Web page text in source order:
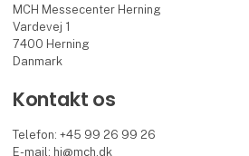
MCH Messecenter Herning
Vardevej 1
7400 Herning
Danmark
Kontakt os
Telefon: +45 99 26 99 26
E-mail: hi@mch.dk